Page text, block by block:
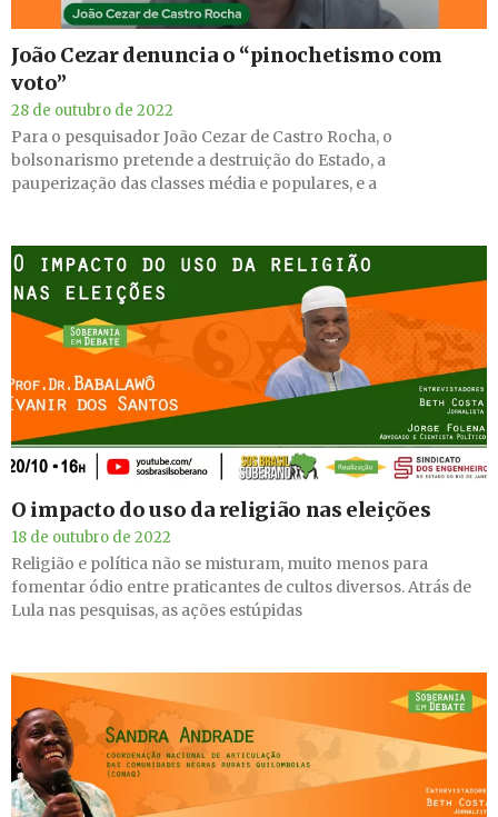
João Cezar denuncia o “pinochetismo com
voto”
28 de outubro de 2022
Para o pesquisador João Cezar de Castro Rocha, o
bolsonarismo pretende a destruição do Estado, a
pauperização das classes média e populares, e a
O impacto do uso da religião nas eleições
18 de outubro de 2022
Religião e política não se misturam, muito menos para
fomentar ódio entre praticantes de cultos diversos. Atrás de
Lula nas pesquisas, as ações estúpidas